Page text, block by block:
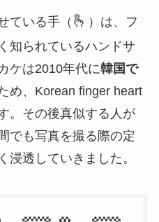
ている手（ 🫰 ）は、フ
知られているハンドサ
ケは2010年代に韓国で
め、Korean finger heart
。その後真似する人が
でも写真を撮る際の定
浸透していきました。